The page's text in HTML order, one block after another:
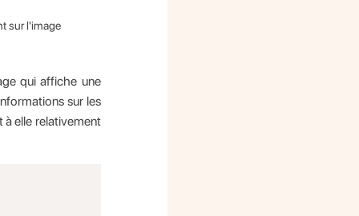
sur l'image
qui affiche une
sur les
à elle relativement